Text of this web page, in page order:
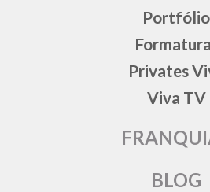
Portfólio
Privates
Viva TV
BLOG